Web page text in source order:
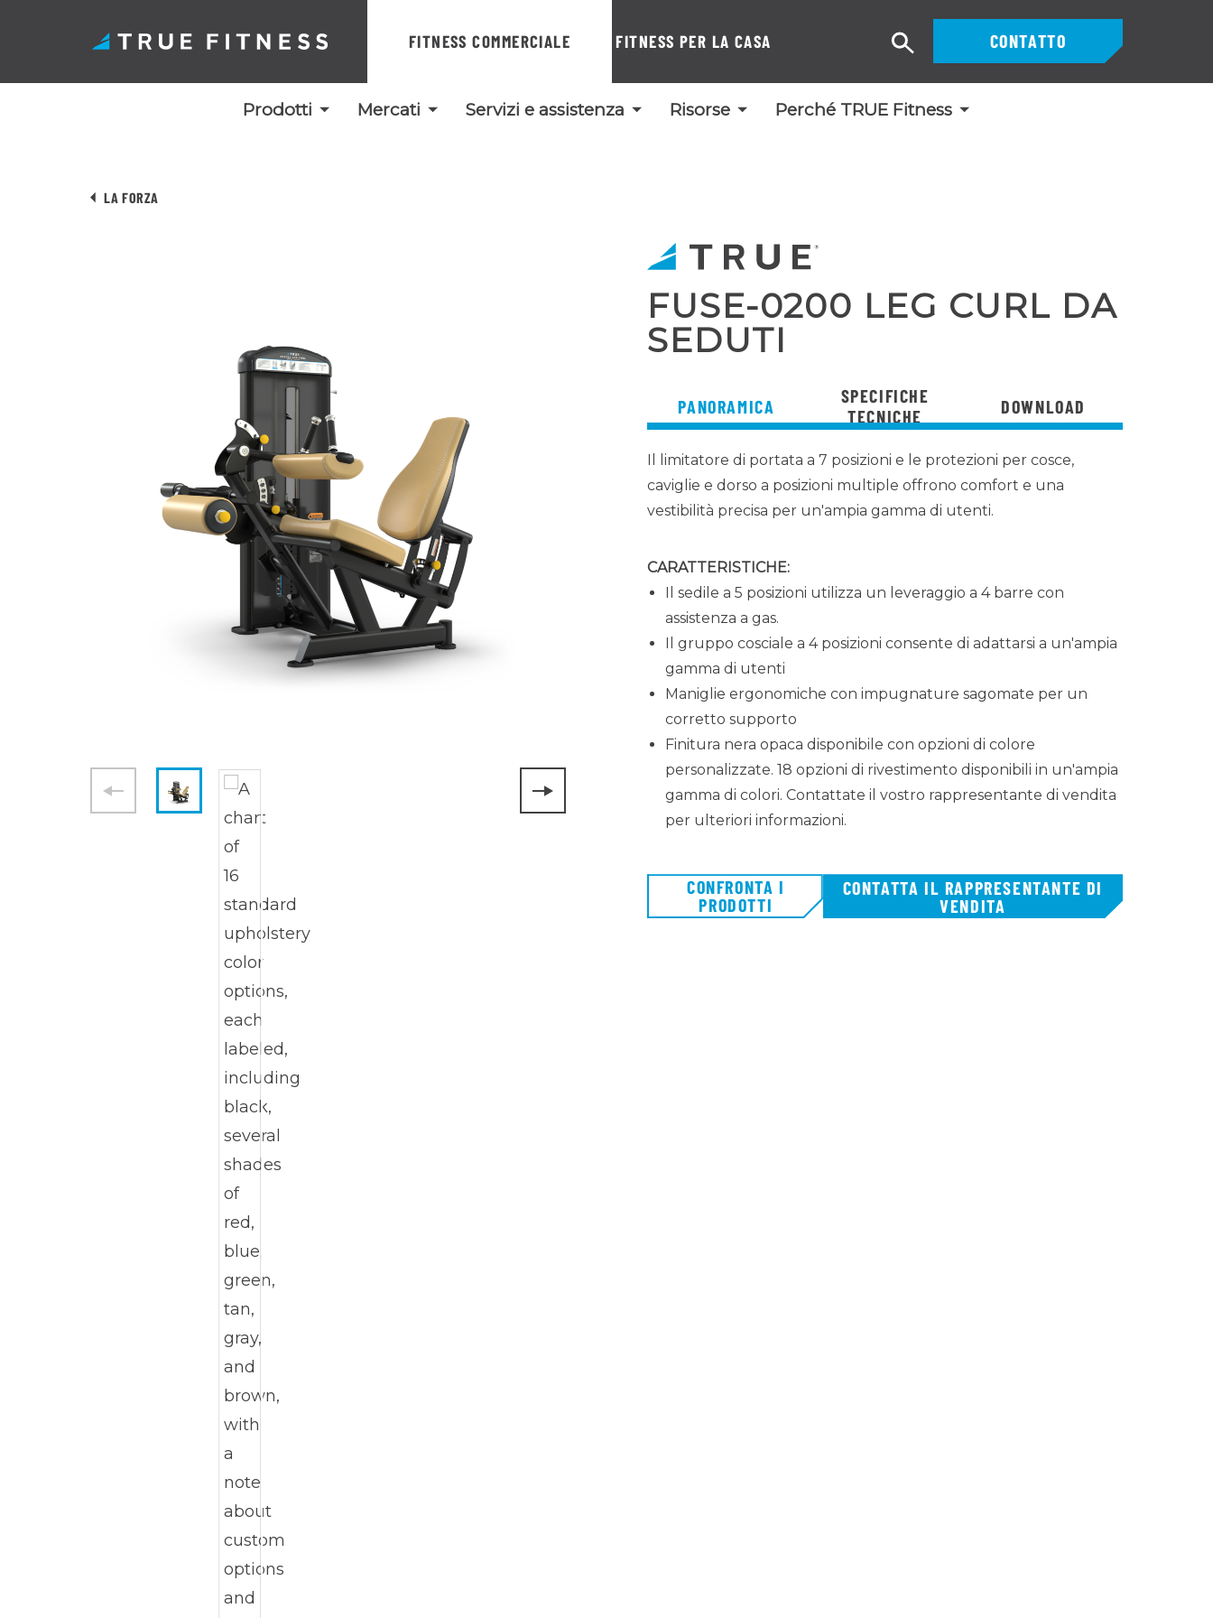
FITNESS COMMERCIALE FITNESS PER LA CASA
Prodotti Mercati Servizi e assistenza Risorse Perché TRUE Fitness
CONTATTO
Ricerca
LA FORZA
FUSE-0200 LEG CURL DA
SEDUTI
PANORAMICA
SPECIFICHE
TECNICHE
DOWNLOAD
Il limitatore di portata a 7 posizioni e le protezioni per cosce,
caviglie e dorso a posizioni multiple offrono comfort e una
vestibilità precisa per un'ampia gamma di utenti.
CARATTERISTICHE:
Il sedile a 5 posizioni utilizza un leveraggio a 4 barre con
assistenza a gas.
Il gruppo cosciale a 4 posizioni consente di adattarsi a un'ampia
gamma di utenti
Maniglie ergonomiche con impugnature sagomate per un
corretto supporto
Finitura nera opaca disponibile con opzioni di colore
personalizzate. 18 opzioni di rivestimento disponibili in un'ampia
gamma di colori. Contattate il vostro rappresentante di vendita
per ulteriori informazioni.
CONFRONTA I
PRODOTTI
CONTATTA IL RAPPRESENTANTE DI
VENDITA